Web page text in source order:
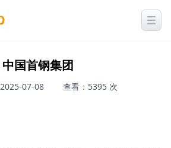
中国首钢集团
07-08 查看：5395 次